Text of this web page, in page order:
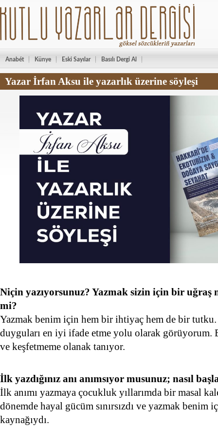
Anabét Künye Eski Sayılar Basılı Dergi Al
Yazar İrfan Aksu ile yazarlık üzerine söyleşi
Niçin yazıyorsunuz? Yazmak sizin için bir uğraş
mi?
Yazmak benim için hem bir ihtiyaç hem de bir
duyguları en iyi ifade etme yolu olarak görüyorum.
ve keşfetmeme olanak tanıyor.
İlk yazdığınız anı anımsıyor musunuz; nasıl
İlk anımı yazmaya çocukluk yıllarımda bir masal
dönemde hayal gücüm sınırsızdı ve yazmak
kaynağıydı.